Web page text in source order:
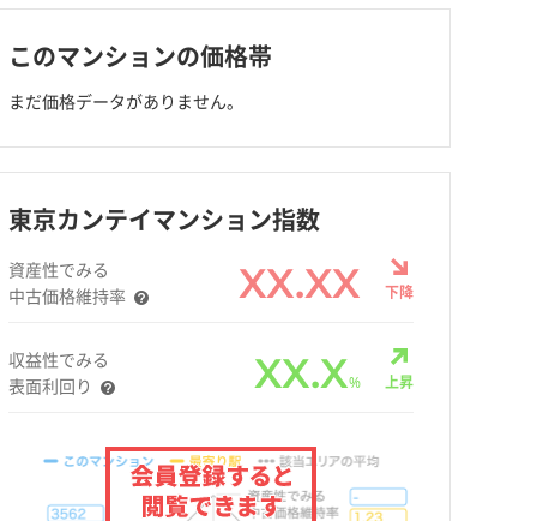
このマンションの価格帯
まだ価格データがありません。
東京カンテイマンション指数
資産性でみる
中古価格維持率
XX.XX 下降
収益性でみる
表面利回り
XX.X% 上昇